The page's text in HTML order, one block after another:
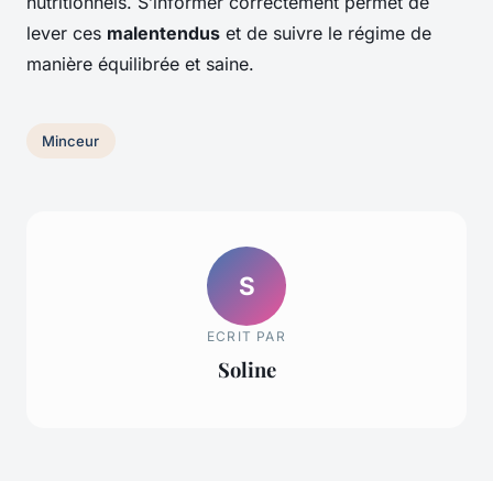
lever ces malentendus et de suivre le régime de
manière équilibrée et saine.
Minceur
S
ECRIT PAR
Soline